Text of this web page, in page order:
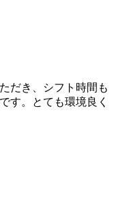
だき、シフト時間も
す。とても環境良く